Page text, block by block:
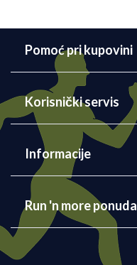
06/08/2026
Pomoć pri kupovini
Korisnički servis
Informacije
Run 'n more ponuda